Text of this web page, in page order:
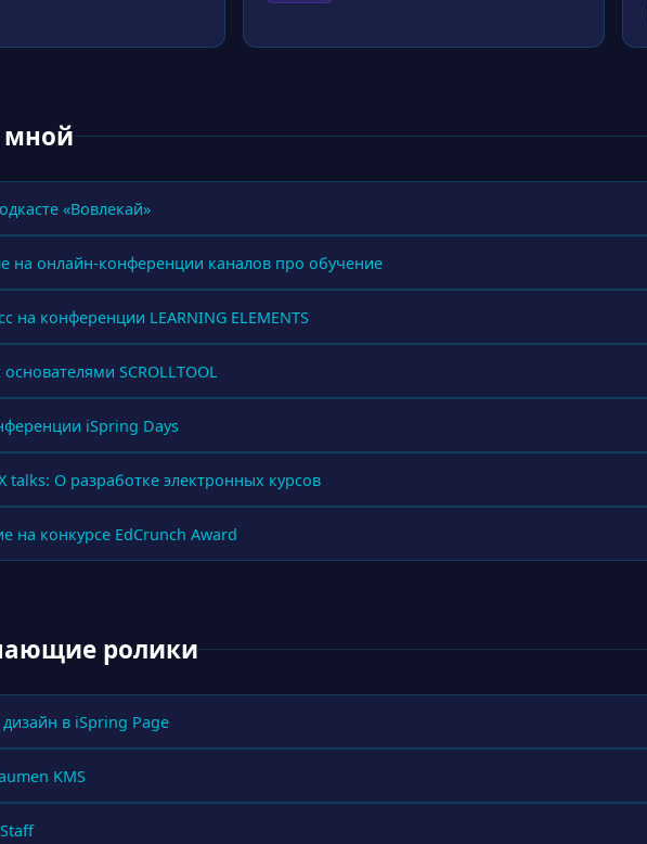
«Вовлекай»
на онлайн-конференции каналов про обучение
на конференции LEARNING ELEMENTS
SCROLLTOOL
iSpring Days
talks: О разработке электронных курсов
на конкурсе EdCrunch Award
ролики
в iSpring Page
KMS